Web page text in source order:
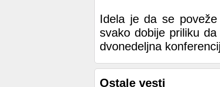
Idela je da se
svako dobije priliku
dvonedeljna
Ostale vesti